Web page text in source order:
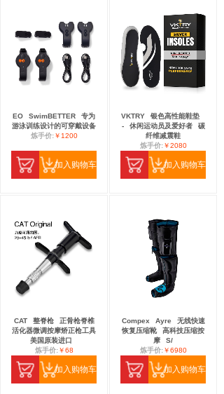
EO SwimBETTER
专为
游泳训练设计的可穿戴设备
炼手价:￥1200
加入购物车
VKTRY
银色高性能鞋垫
-
休闲运动员及爱好者
碳
纤维减震鞋
炼手价:￥2080
加入购物车
CAT 整脊枪
正骨枪脊椎
活化器微调按摩矫正枪工具
美国原装进口
炼手价:￥68
加入购物车
Compex Ayre
无线快速
恢复压缩靴
高科技压缩按
摩
S/
炼手价:￥6980
加入购物车